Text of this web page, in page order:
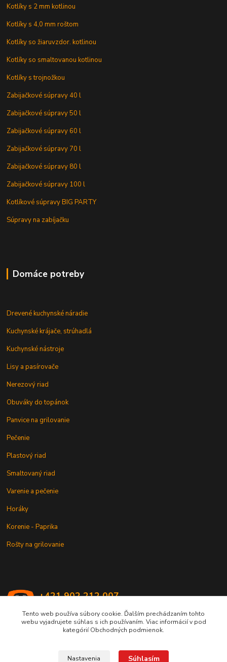
Kotlíky s 2 mm kotlinou
Kotlíky s 4,0 mm roštom
Kotlíky so žiaruvzdor. kotlinou
Kotlíky so smaltovanou kotlinou
Kotlíky s trojnožkou
Zabijačkové súpravy 40 l
Zabijačkové súpravy 50 l
Zabijačkové súpravy 60 l
Zabijačkové súpravy 70 l
Zabijačkové súpravy 80 l
Zabijačkové súpravy 100 l
Kotlíkové súpravy BIG PARTY
Súpravy na zabíjačku
Domáce potreby
Drevené kuchynské náradie
Kuchynské krájače, strúhadlá
Kuchynské nástroje
Lisy a pasírovače
Nerezový riad
Obuváky do topánok
Panvice na grilovanie
Pečenie
Plastový riad
Smaltovaný riad
Varenie a pečenie
Horáky
Korenie - Paprika
Rošty na grilovanie
+421 902 212 007
Tento web používa súbory cookie. Ďalším prechádzaním tohto
webu vyjadrujete súhlas s ich používaním. Viac informácií v pod
kategórií Obchodných podmienok.
Nastavenia Súhlasím